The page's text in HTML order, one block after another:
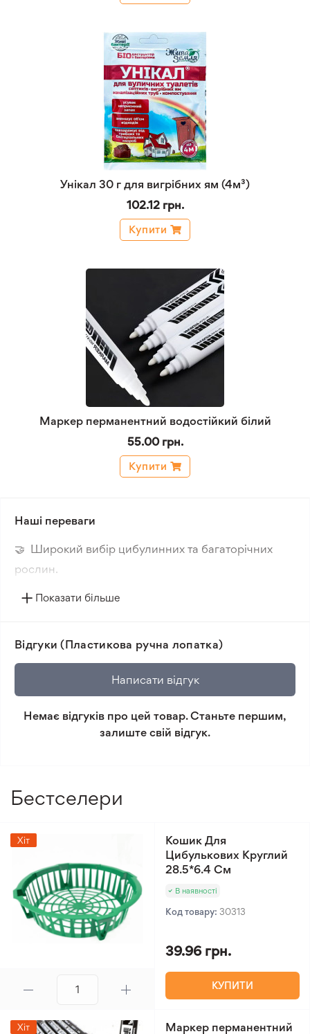
Унікал 30 г для вигрібних ям (4м³)
102.12 грн.
Купити
Маркер перманентний водостійкий білий
55.00 грн.
Купити
Наші переваги
🤝 Широкий вибір цибулинних та багаторічних
рослин.
🔥 Нові сорти. Цікаві новинки кожного сезону.
🛡️ Захист покупок. Повернення коштів за товар, що
не відповідає очікуванням, згідно з умовами
повернення.
Мінімальне замовлення 300 грн.
Показати більше
Відгуки (Пластикова ручна лопатка)
Написати відгук
Немає відгуків про цей товар. Станьте першим,
залиште свій відгук.
Бестселери
Хіт
Кошик Для
Цибулькових Круглий
28.5*6.4 См
В наявності
Код товару: 30313
39.96 грн.
КУПИТИ
Хіт Маркер перманентний